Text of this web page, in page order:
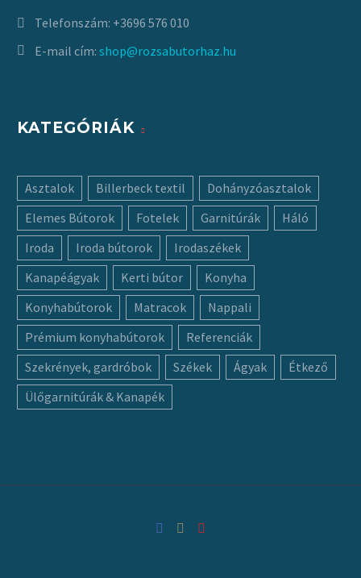
Telefonszám: +3696 576 010
E-mail cím: shop@rozsabutorhaz.hu
KATEGÓRIÁK
Asztalok Billerbeck textil
Dohányzóasztalok
Elemes Bútorok
Fotelek Garnitúrák
Háló
Iroda
Iroda bútorok
Irodaszékek
Kanapéágyak
Kerti bútor
Konyha
Konyhabútorok
Matracok
Nappali
Prémium konyhabútorok
Referenciák
Szekrények, gardróbok
Székek Ágyak
Étkező
Ülőgarnitúrák & Kanapék